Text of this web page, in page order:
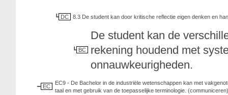
DC 8.3 De student kan door kritische reflectie eigen denken en
BC
De student kan de
rekening houdend met
onnauwkeurigheden.
EC
EC9 - De Bachelor in de industriële wetenschappen kan met
taal en met gebruik van de toepasselijke terminologie. (communiceren)